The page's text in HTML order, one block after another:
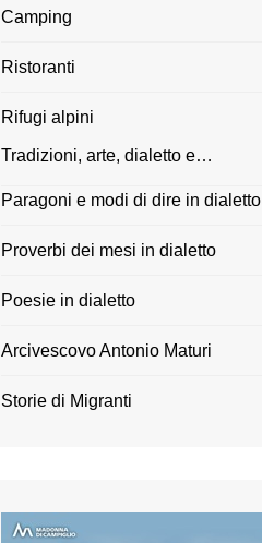
Camping
Ristoranti
Rifugi alpini
Tradizioni, arte, dialetto e…
Paragoni e modi di dire in dialetto
Proverbi dei mesi in dialetto
Poesie in dialetto
Arcivescovo Antonio Maturi
Storie di Migranti